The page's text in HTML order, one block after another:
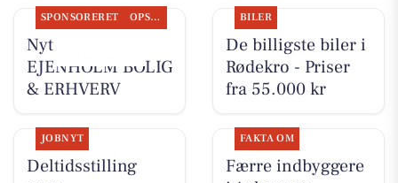
SPONSORERET OPSLAGSTAVLEN
Nyt fra
EJENHOLM BOLIG
& ERHVERV
BILER
De billigste biler i
Rødekro - Priser
fra 55.000 kr
JOBNYT
Deltidsstilling
FAKTA OM
Færre indbyggere